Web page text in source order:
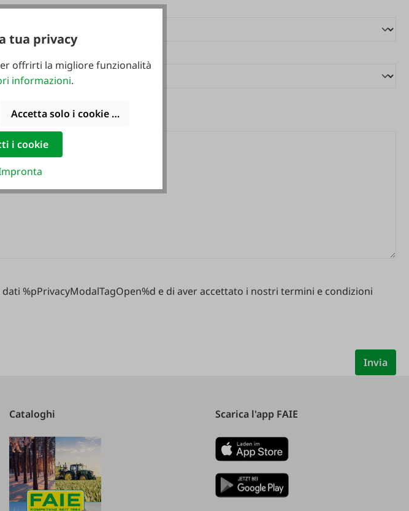
%pPrivacyModalTagOpen%d e di aver accettato i nostri termini e condizioni
Invia
Cataloghi Scarica l'app FAIE
tua privacy
offrirti la migliore funzionalità
informazioni.
Accetta solo i cookie funzionali
i cookie